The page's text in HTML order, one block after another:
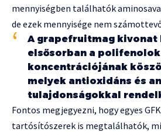
mennyiségben találhatók
de ezek mennyisége nem
A grapefruitmag kivonat
elsősorban a polifenolok
koncentrációjának
melyek antioxidáns és
tulajdonságokkal
Fontos megjegyezni, hogy egyes
tartósítószerek is megtalálhatók,